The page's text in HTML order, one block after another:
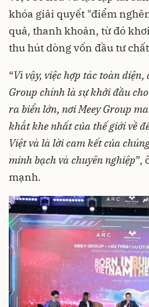
khóa giải quyết "điểm
quả, thanh khoản, từ đó
thu hút dòng vốn đầu tư
“Vì vậy, việc hợp tác toàn diện,
Group chính là sự khởi đầu cho
ra biển lớn, nơi Meey Group
khắt khe nhất của thế giới về
Việt và là lời cam kết của
minh bạch và chuyên nghiệp”,
mạnh.